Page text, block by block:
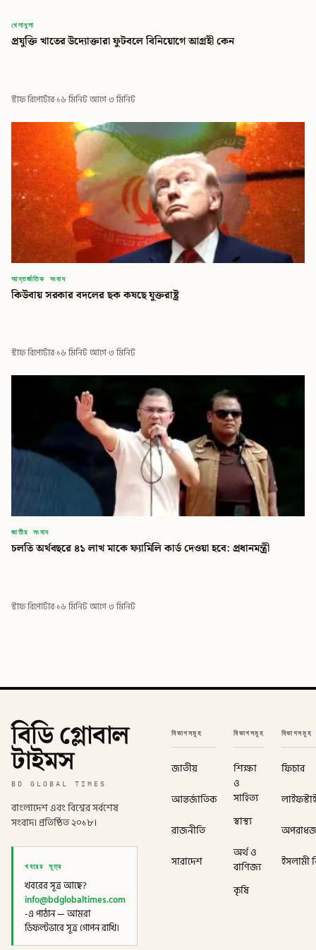
বিডি
বিডি গ্লোবাল টাইমস
খেলাধুলা
প্রযুক্তি খাতের উদ্যোক্তারা ফুটবলে বিনিয়োগে আগ্রহী কেন
স্টাফ রিপোর্টার·১৬ মিনিট আগে·৩ মিনিট
আন্তর্জাতিক সংবাদ
কিউবায় সরকার বদলের ছক কষছে যুক্তরাষ্ট্র
স্টাফ রিপোর্টার·১৬ মিনিট আগে·৩ মিনিট
জাতীয় সংবাদ
চলতি অর্থবছরে ৪১ লাখ মাকে ফ্যামিলি কার্ড দেওয়া হবে: প্রধানমন্ত্রী
স্টাফ রিপোর্টার·১৬ মিনিট আগে·৩ মিনিট
বিডি গ্লোবাল
টাইমস
BD GLOBAL TIMES
বাংলাদেশ এবং বিশ্বের সর্বশেষ
সংবাদ। প্রতিষ্ঠিত ২০১৮।
খবরের সূত্র
খবরের সূত্র আছে?
info@bdglobaltimes.com
-এ পাঠান — আমরা
ডিফল্টভাবে সূত্র গোপন রাখি।
বিভাগসমূহ
জাতীয়
আন্তর্জাতিক
রাজনীতি
সারাদেশ
বিভাগসমূহ
শিক্ষা
ও
সাহিত্য
স্বাস্থ্য
অর্থ ও
বাণিজ্য
কৃষি
বিভাগসমূহ
ফিচার
ইসলামী